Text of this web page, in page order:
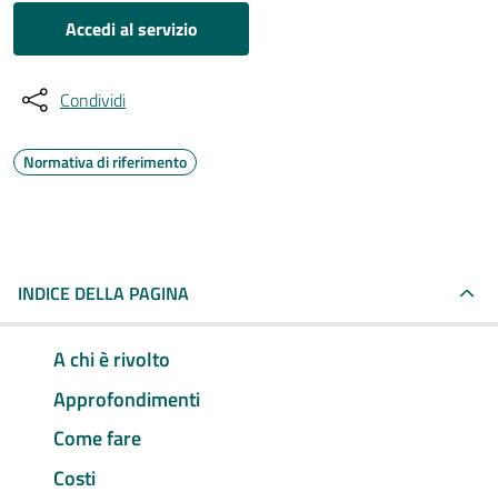
Accedi al servizio
Condividi
Normativa di riferimento
INDICE DELLA PAGINA
A chi è rivolto
Approfondimenti
Come fare
Costi